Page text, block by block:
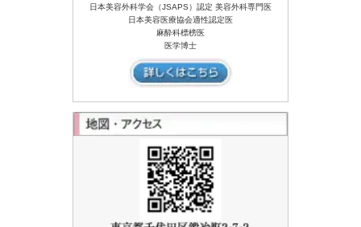
日本美容外科学会（JSAPS）認定 美容外科専門医
日本美容医療協会適性認定医
麻酔科標榜医
医学博士